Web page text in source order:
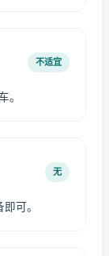
不适宜
。
无
可。